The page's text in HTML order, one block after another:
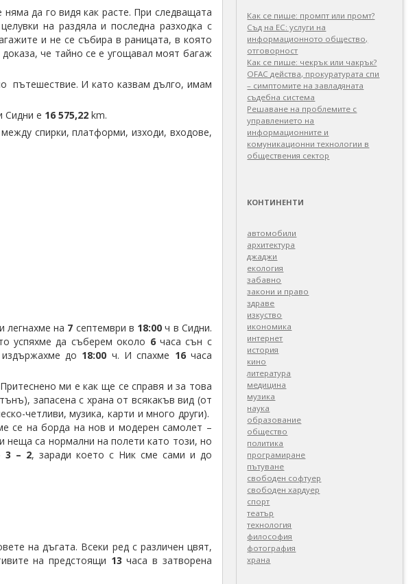
да го видя как расте. При следващата
на раздяла и последна разходка с
и не се събира в раницата, в която
че тайно се е угощавал моят багаж
пътешествие. И като казвам дълго, имам
Сидни е 16 575,22 km.
спирки, платформи, изходи, входове,
легнахме на 7 септември в 18:00ч в Сидни.
успяхме да съберем около 6часа сън с
до 18:00 ч. И спахме 16 часа
ми е как ще се справя и за това
запасена с храна от всякакъв вид (от
четливи, музика, карти и много други).
се на борда на нов и модерен самолет –
неща са нормални на полети като този, но
3 – 2, заради което с Ник сме сами и до
на дъгата. Всеки ред с различен цвят,
на предстоящи 13 часа в затворена
Как се пише: промпт или промт?
Съд на ЕС: услуги на
информационното общество,
отговорност
Как се пише: чекрък или чакрък?
OFAC действа, прокуратурата спи
– симптомите на завладяната
съдебна система
Решаване на проблемите с
управлението на
информационните и
комуникационни технологии в
обществения сектор
КОНТИНЕНТИ
автомобили
архитектура
джаджи
екология
забавно
закони и право
здраве
изкуство
икономика
интернет
история
кино
литература
медицина
музика
наука
образование
общество
политика
програмиране
пътуване
свободен софтуер
свободен хардуер
спорт
театър
технология
философия
фотография
храна